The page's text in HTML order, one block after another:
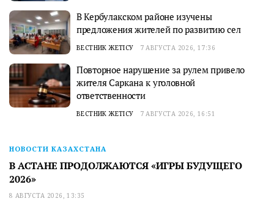
В Кербулакском районе изучены
предложения жителей по развитию сел
ВЕСТНИК ЖЕТІСУ 7 АВГУСТА 2026, 17:36
Повторное нарушение за рулем привело
жителя Саркана к уголовной
ответственности
ВЕСТНИК ЖЕТІСУ 7 АВГУСТА 2026, 16:51
НОВОСТИ КАЗАХСТАНА
В АСТАНЕ ПРОДОЛЖАЮТСЯ «ИГРЫ БУДУЩЕГО
2026»
8 АВГУСТА 2026, 13:35